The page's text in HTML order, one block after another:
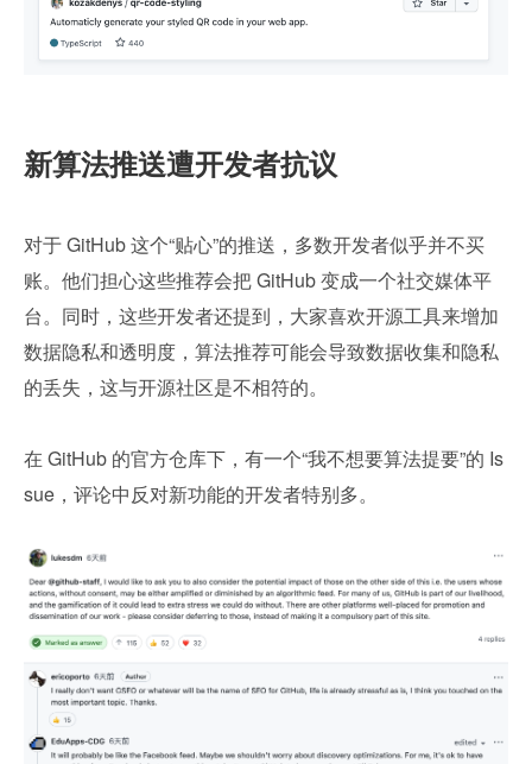
新算法推送遭开发者抗议
对于 GitHub 这个“贴心”的推送，多数开发者似乎并不买
账。他们担心这些推荐会把 GitHub 变成一个社交媒体平
台。同时，这些开发者还提到，大家喜欢开源工具来增加
数据隐私和透明度，算法推荐可能会导致数据收集和隐私
的丢失，这与开源社区是不相符的。
在 GitHub 的官方仓库下，有一个“我不想要算法提要”的 Is
sue，评论中反对新功能的开发者特别多。